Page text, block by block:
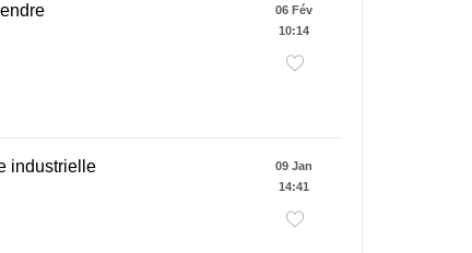
06 Fév
10:14
industrielle
09 Jan
14:41